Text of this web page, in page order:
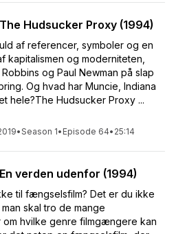
Hudsucker Proxy (1994)
af referencer, symboler og en
kapitalismen og moderniteten,
og Paul Newman på slap
Og hvad har Muncie, Indiana
hele?The Hudsucker Proxy ...
•Season 1• Episode 64• 25:14
verden udenfor (1994)
til fængselsfilm? Det er du ikke
skal tro de mange
om hvilke genre filmgængere kan